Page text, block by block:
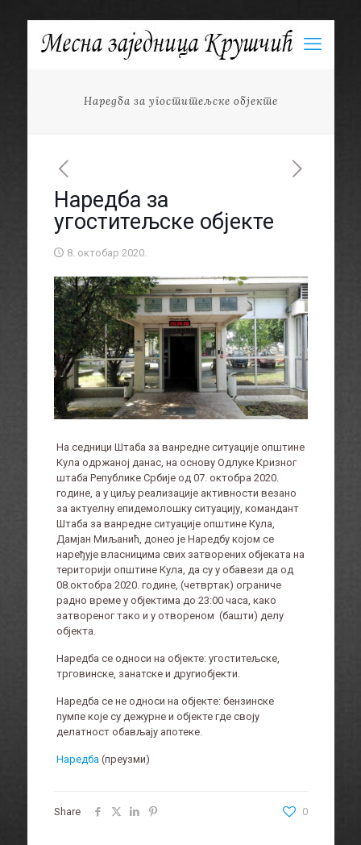
Наредба за угоститељске објекте
Наредба за
угоститељске објекте
8. октобар 2020.
На седници Штаба за ванредне ситуације општине
Кула одржаној данас, на основу Одлуке Кризног
штаба Републике Србије од 07. октобра 2020.
године, а у циљу реализације активности везано
за актуелну епидемолошку ситуацију, командант
Штаба за ванредне ситуације општине Кула,
Дамјан Миљанић, донео је Наредбу којом се
наређује власницима свих затворених објеката на
територији општине Кула, да су у обавези да од
08.октобра 2020. године, (четвртак) ограниче
радно време у објектима до 23:00 часа, како
затвореног тако и у отвореном (башти) делу
објекта.
Наредба се односи на објекте: угоститељске,
трговинске, занатске и другиобјекти.
Наредба се не односи на објектe: бензинске
пумпе које су дежурне и објекте где своју
делатност обављају апотеке.
Наредба(преузми)
Share 0